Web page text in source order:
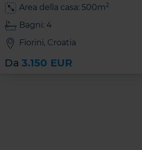
Area della casa: 500m2
Bagni: 4
Fiorini, Croatia
Da 3.150 EUR